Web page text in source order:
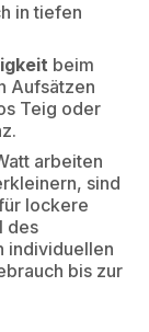
in tiefen
beim
Aufsätzen
Teig oder
arbeiten
sind
lockere
des
individuellen
bis zur